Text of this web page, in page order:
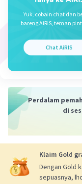
Yuk, cobain chat dan
bareng AiRIS, teman
Chat AiRIS
Perdalam
di
Klaim Gold
Dengan Gold
sepuasnya,